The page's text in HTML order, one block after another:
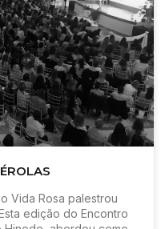
Vida Rosa palestrou
edição do Encontro